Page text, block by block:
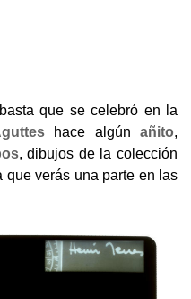
que se celebró en la
hace algúnañito,
, dibujos de la colección
que verás una parte en las